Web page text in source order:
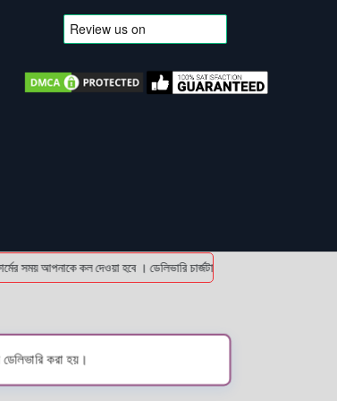
সময় আপনাকে কল দেওয়া হবে । ডেলিভারি চার্জটা অগ্রিম (bKash/Nagad:
করা হয়।